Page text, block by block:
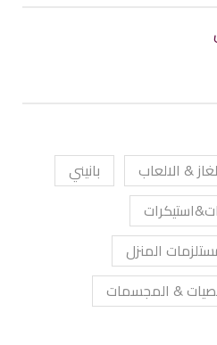
& الالعاب
بانيني
المنزل
& المجسمات